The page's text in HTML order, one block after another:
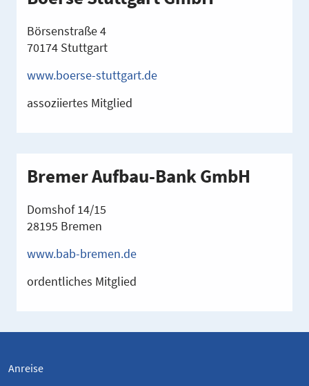
Börsenstraße 4
70174 Stuttgart
www.boerse-stuttgart.de
assoziiertes Mitglied
Bremer Aufbau-Bank GmbH
Domshof 14/15
28195 Bremen
www.bab-bremen.de
ordentliches Mitglied
Anreise